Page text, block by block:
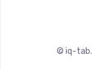
© iq-